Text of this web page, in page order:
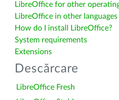
LibreOffice for other
LibreOffice in other languages
How do I install LibreOffice?
System requirements
Extensions
Descărcare
LibreOffice Fresh